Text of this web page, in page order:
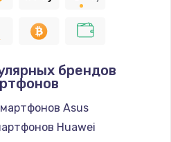
брендов
Asus
Huawei